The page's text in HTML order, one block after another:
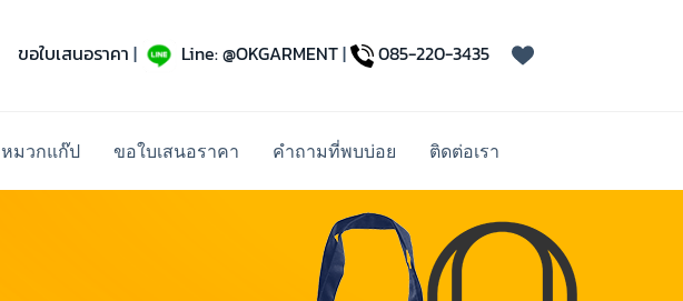
ขอใบเสนอราคา | Line: @OKGARMENT| 085-220-3435
หมวกแก๊ป ขอใบเสนอราคา คำถามที่พบบ่อย ติดต่อเรา